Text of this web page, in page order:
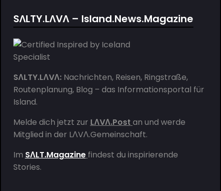
SΛLTY.LΛVΛ – Island.News.Magazine
SΛLTY.LΛVΛ:Nachrichten, Reisen, Ringstraße,
Routenplanung, Blog – das Informationsportal für
Island.
Melde dich jetzt zur LΛVΛ.Post an und werde
Mitglied in der LΛVΛ.Gemeinschaft.
Im SΛLT.Magazine findest du inspirierende
Stories.